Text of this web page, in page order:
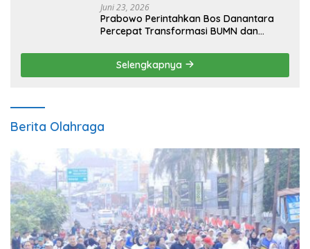
Juni 23, 2026
Prabowo Perintahkan Bos Danantara
Percepat Transformasi BUMN dan
Selengkapnya
Berita Olahraga